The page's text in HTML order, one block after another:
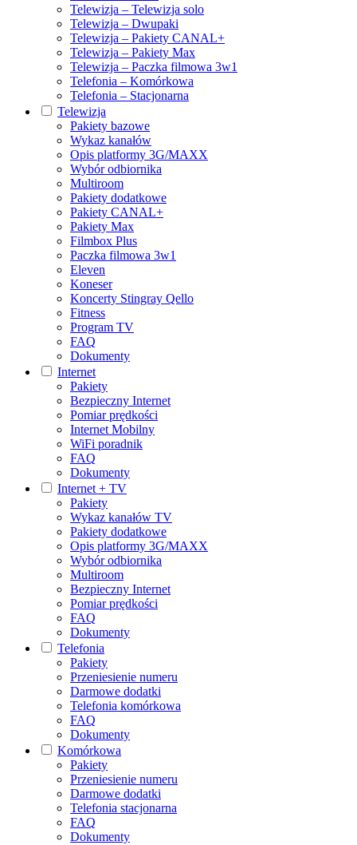
Telewizja – Telewizja solo
Telewizja – Dwupaki
Telewizja – Pakiety CANAL+
Telewizja – Pakiety Max
Telewizja – Paczka filmowa 3w1
Telefonia – Komórkowa
Telefonia – Stacjonarna
Telewizja
Pakiety bazowe
Wykaz kanałów
Opis platformy 3G/MAXX
Wybór odbiornika
Multiroom
Pakiety dodatkowe
Pakiety CANAL+
Pakiety Max
Filmbox Plus
Paczka filmowa 3w1
Eleven
Koneser
Koncerty Stingray Qello
Fitness
Program TV
FAQ
Dokumenty
Internet
Pakiety
Bezpieczny Internet
Pomiar prędkości
Internet Mobilny
WiFi poradnik
FAQ
Dokumenty
Internet + TV
Pakiety
Wykaz kanałów TV
Pakiety dodatkowe
Opis platformy 3G/MAXX
Wybór odbiornika
Multiroom
Bezpieczny Internet
Pomiar prędkości
FAQ
Dokumenty
Telefonia
Pakiety
Przeniesienie numeru
Darmowe dodatki
Telefonia komórkowa
FAQ
Dokumenty
Komórkowa
Pakiety
Przeniesienie numeru
Darmowe dodatki
Telefonia stacjonarna
FAQ
Dokumenty